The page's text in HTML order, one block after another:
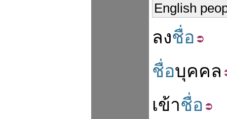
English
ลงชื่อ
ชื่อบุคคล
เข้าชื่อ